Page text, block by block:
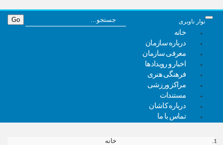
نوار ناوبری
خانه
درباره سازمان
معرفی سازمان
اخبار و رویدادها
فرهنگی هنری
مراکز ورزشی
مستندات
درباره کاشان
تماس با ما
خانه